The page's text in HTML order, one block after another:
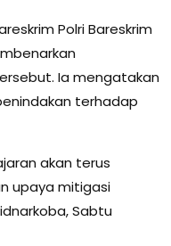
Polri Bareskrim
Ia mengatakan
terhadap
akan terus
upaya mitigasi
Sabtu